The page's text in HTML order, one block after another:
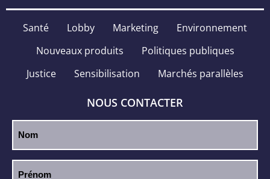
Santé Lobby Marketing
Environnement
Nouveaux produits
Politiques publiques
Justice
Sensibilisation Marchés parallèles
NOUS CONTACTER